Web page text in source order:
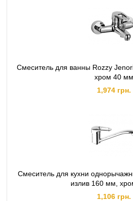
Смеситель для ванны Rozzy
хром 40 мм
1,974 грн.
Смеситель для кухни
излив 160 мм,
1,106 грн.